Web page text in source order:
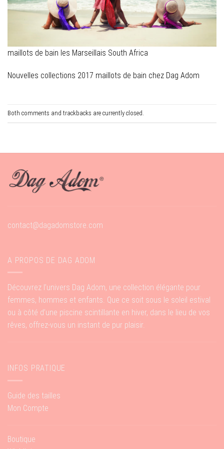
maillots de bain les Marseillais South Africa
Nouvelles collections 2017 maillots de bain chez Dag Adom
Both comments and trackbacks are currently closed.
contact@dagadomstore.com
A PROPOS DE DAG ADOM
Découvrez l’univers Dag Adom, une collection élégante pour
femmes, hommes et enfants. Que ce soit sous le soleil estival
ou à côté d’une piscine scintillante en hiver, dans le lieu de vos
rêves, offrez-vous un instant de pur plaisir.
INFOS PRATIQUE
Guide des tailles
Mon Compte
Boutique